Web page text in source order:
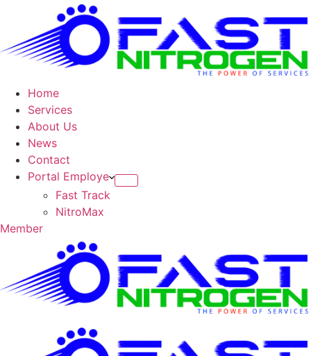
Home
Services
About Us
News
Contact
Portal Employe
Fast Track
NitroMax
Member